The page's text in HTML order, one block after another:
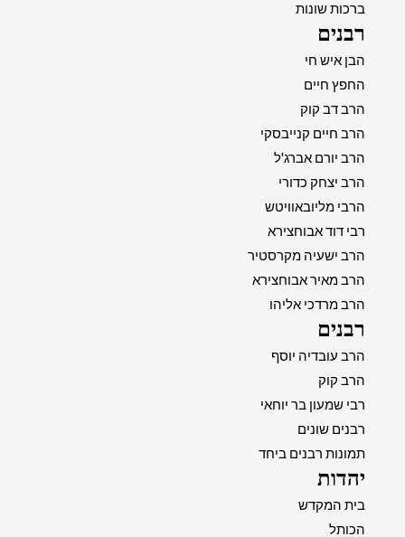
ברכות שונות
רבנים
הבן איש חי
החפץ חיים
הרב דב קוק
הרב חיים קנייבסקי
הרב יורם אברג'ל
הרב יצחק כדורי
הרבי מליובאוויטש
רבי דוד אבוחצירא
הרב ישעיה מקרסטיר
הרב מאיר אבוחצירא
הרב מרדכי אליהו
רבנים
הרב עובדיה יוסף
הרב קוק
רבי שמעון בר יוחאי
רבנים שונים
תמונות רבנים ביחד
יהדות
בית המקדש
הכותל